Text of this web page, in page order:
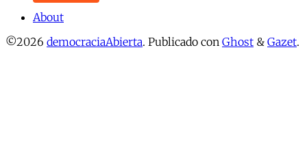
About
©2026 democraciaAbierta. Publicado con Ghost & Gazet.